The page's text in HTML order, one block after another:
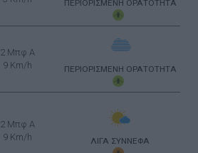
ΠΕΡΙΟΡΙΣΜΕΝΗ ΟΡΑΤΟΤΗΤΑ
2 Μπφ Α
9 Km/h
ΠΕΡΙΟΡΙΣΜΕΝΗ ΟΡΑΤΟΤΗΤΑ
2 Μπφ Α
9 Km/h
ΛΙΓΑ ΣΥΝΝΕΦΑ